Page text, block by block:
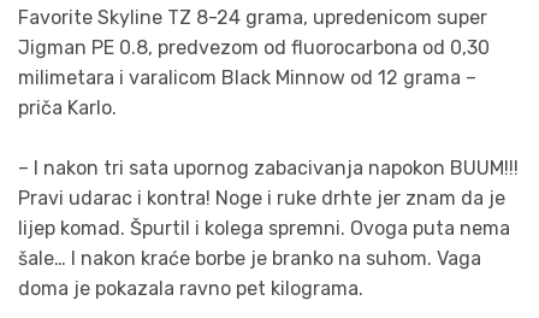
Favorite Skyline TZ 8-24 grama, upredenicom super
Jigman PE 0.8, predvezom od fluorocarbona od 0,30
milimetara i varalicom Black Minnow od 12 grama –
priča Karlo.
– I nakon tri sata upornog zabacivanja napokon BUUM!!!
Pravi udarac i kontra! Noge i ruke drhte jer znam da je
lijep komad. Špurtil i kolega spremni. Ovoga puta nema
šale… I nakon kraće borbe je branko na suhom. Vaga
doma je pokazala ravno pet kilograma.